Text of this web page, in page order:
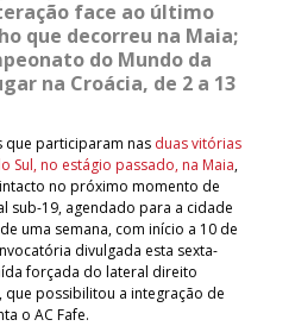
face ao último
que decorreu na Maia;
do Mundo da
na Croácia, de 2 a 13
participaram nas duas vitórias
Sul, no estágio passado, na Maia,
no próximo momento de
sub-19, agendado para a cidade
uma semana, com início a 10 de
divulgada esta sexta-
forçada do lateral direito
que possibilitou a integração de
o AC Fafe.